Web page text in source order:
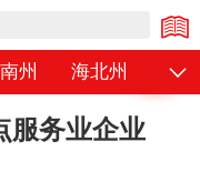
州 海北州 黄
服务业企业